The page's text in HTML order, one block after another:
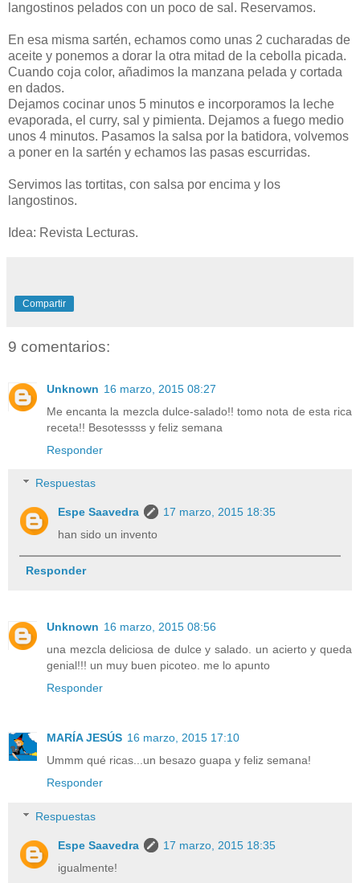
langostinos pelados con un poco de sal. Reservamos.
En esa misma sartén, echamos como unas 2 cucharadas de
aceite y ponemos a dorar la otra mitad de la cebolla picada.
Cuando coja color, añadimos la manzana pelada y cortada
en dados.
Dejamos cocinar unos 5 minutos e incorporamos la leche
evaporada, el curry, sal y pimienta. Dejamos a fuego medio
unos 4 minutos. Pasamos la salsa por la batidora, volvemos
a poner en la sartén y echamos las pasas escurridas.
Servimos las tortitas, con salsa por encima y los
langostinos.
Idea: Revista Lecturas.
Compartir
9 comentarios:
Unknown 16 marzo, 2015 08:27
Me encanta la mezcla dulce-salado!! tomo nota de esta rica
receta!! Besotessss y feliz semana
Responder
Respuestas
Espe Saavedra
17 marzo, 2015 18:35
han sido un invento
Responder
Unknown 16 marzo, 2015 08:56
una mezcla deliciosa de dulce y salado. un acierto y queda
genial!!! un muy buen picoteo. me lo apunto
Responder
MARÍA JESÚS 16 marzo, 2015 17:10
Ummm qué ricas...un besazo guapa y feliz semana!
Responder
Respuestas
Espe Saavedra
17 marzo, 2015 18:35
igualmente!